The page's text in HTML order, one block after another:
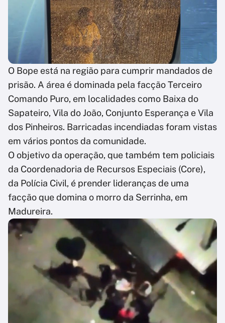
O Bope está na região para cumprir mandados de
prisão. A área é dominada pela facção Terceiro
Comando Puro, em localidades como Baixa do
Sapateiro, Vila do João, Conjunto Esperança e Vila
dos Pinheiros. Barricadas incendiadas foram vistas
em vários pontos da comunidade.
O objetivo da operação, que também tem policiais
da Coordenadoria de Recursos Especiais (Core),
da Polícia Civil, é prender lideranças de uma
facção que domina o morro da Serrinha, em
Madureira.